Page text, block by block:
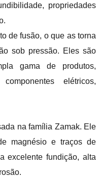
propriedades
de fusão, o que as torna
sob pressão. Eles são
gama de produtos,
elétricos,
na família Zamak. Ele
magnésio e traços de
excelente fundição, alta